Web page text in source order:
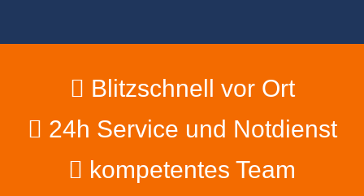
Blitzschnell vor Ort
24h Service und Notdienst
kompetentes Team